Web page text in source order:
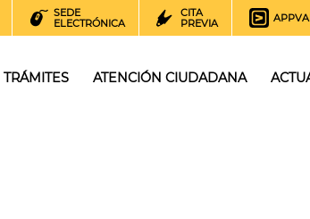
SEDE
ELECTRÓNICA
CITA
PREVIA
TRÁMITES ATENCIÓN CIUDADANA